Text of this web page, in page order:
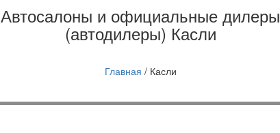
Автосалоны и официальные дилеры
(автодилеры) Касли
Главная / Касли